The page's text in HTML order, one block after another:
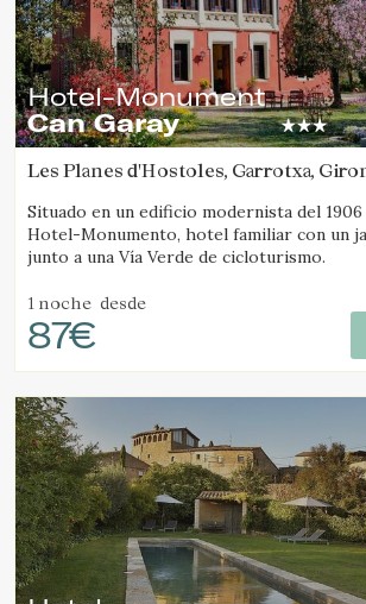
Hotel-Monument
Can Garay
Les Planes d'Hostoles, Garrotxa,
Situado en un edificio modernista del
Hotel-Monumento, hotel familiar con un
junto a una Vía Verde de cicloturismo.
1 noche desde
87€